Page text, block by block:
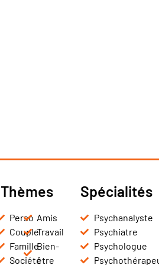
Thèmes
Perso
Couple
Famille
Société
Amis
Travail
Bien-
être
Spécialités
Psychanalyste
Psychiatre
Psychologue